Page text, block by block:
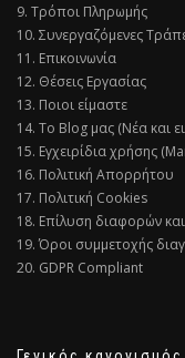
9. Τρόποι Πληρωμής
10. Συνεργαζόμενες
11. Επικοινωνία
12. Θέσεις Εργασίας
13. Ποιοι είμαστε
14. Το Blog μας (Νέα και
15. Εγχειρίδια χρήσης
16. Πολιτική Απορρήτου
17. Πολιτική Cookies
18. Επίλυση διαφορών
19. Όροι συμμετοχής
20. GDPR Compliant